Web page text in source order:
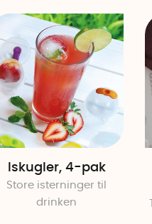
Iskugler, 4-pak
Store isterninger til
drinken